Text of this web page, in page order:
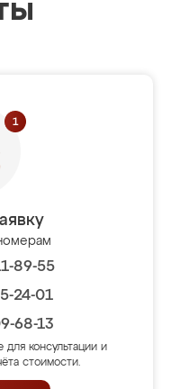
89-55
24-01
68-13
для консультации и
стоимости.